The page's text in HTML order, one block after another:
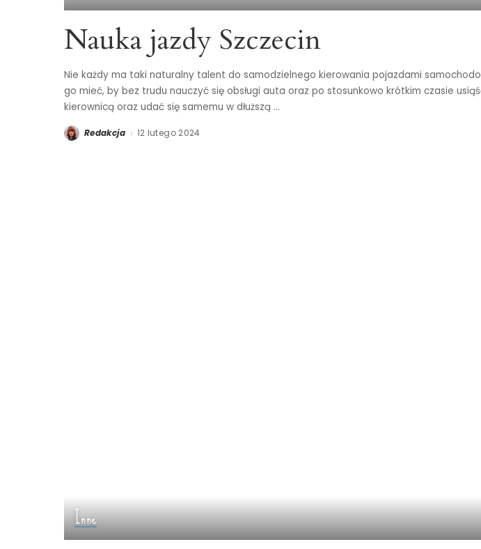
Nauka jazdy Szczecin
Nie każdy ma taki naturalny talent do samodzielnego kierowania pojazdami
go mieć, by bez trudu nauczyć się obsługi auta oraz po stosunkowo krótkim czasie
kierownicą oraz udać się samemu w dłuższą ...
Posted
by
Redakcja 12 lutego 2024
Inne